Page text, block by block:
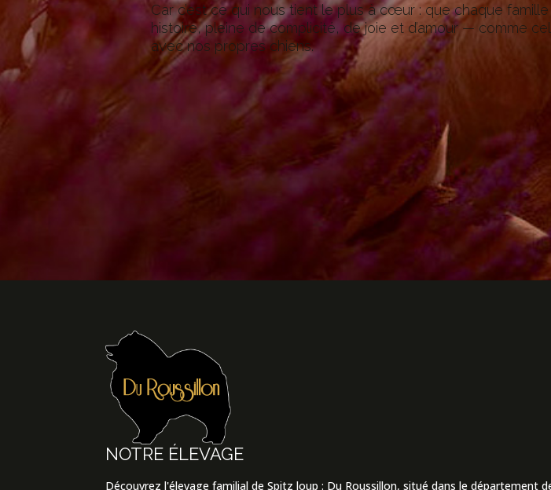
Car c’est ce qui nous tient le plus à cœur : que chaque
histoire, pleine de complicité, de joie et d’amour — comme
avec nos propres chiens.
NOTRE ÉLEVAGE
Découvrez l'élevage familial de Spitz loup : Du Roussillon, situé dans le département